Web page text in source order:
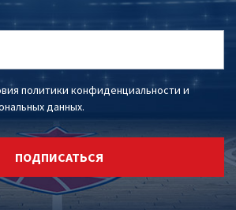
политики конфиденциальности и
данных.
ПОДПИСАТЬСЯ